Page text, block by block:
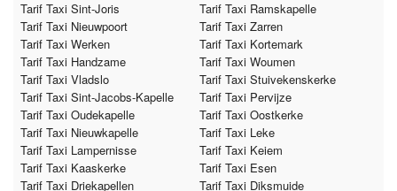
Tarif Taxi Sint-Joris
Tarif Taxi Ramskapelle
Tarif Taxi Nieuwpoort
Tarif Taxi Zarren
Tarif Taxi Werken
Tarif Taxi Kortemark
Tarif Taxi Handzame
Tarif Taxi Woumen
Tarif Taxi Vladslo
Tarif Taxi Stuivekenskerke
Tarif Taxi Sint-Jacobs-Kapelle
Tarif Taxi Pervijze
Tarif Taxi Oudekapelle
Tarif Taxi Oostkerke
Tarif Taxi Nieuwkapelle
Tarif Taxi Leke
Tarif Taxi Lampernisse
Tarif Taxi Keiem
Tarif Taxi Kaaskerke
Tarif Taxi Esen
Tarif Taxi Driekapellen
Tarif Taxi Diksmuide